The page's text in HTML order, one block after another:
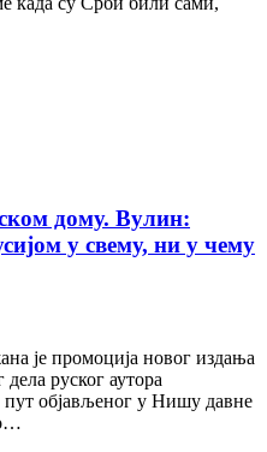
дому. Вулин:
у свему, ни у чему
је промоција новог издања
руског аутора
објављеног у Нишу давне